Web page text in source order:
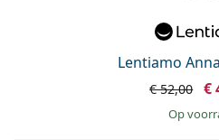
Lentiamo
€ 52,00 €
op